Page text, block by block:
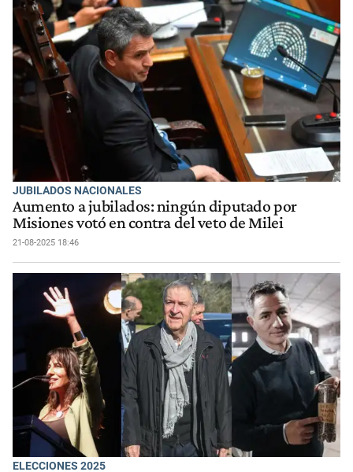
JUBILADOS NACIONALES
Aumento a jubilados: ningún diputado por
Misiones votó en contra del veto de Milei
21-08-2025 18:46
ELECCIONES 2025